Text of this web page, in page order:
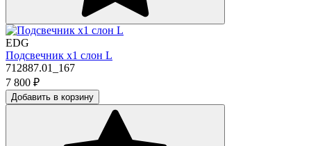
EDG
Подсвечник х1 слон L
712887.01_167
7 800 ₽
Добавить в корзину